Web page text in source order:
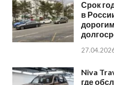
Срок
в
Niva
где